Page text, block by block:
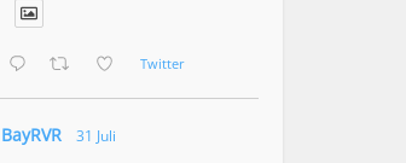
Twitter
BayRVR 31 Juli